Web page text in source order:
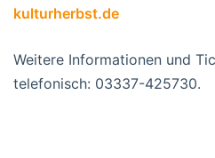
kulturherbst.de
Weitere Informationen und
telefonisch: 03337-425730.